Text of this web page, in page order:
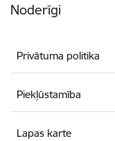
Noderīgi
Privātuma politika
Piekļūstamība
Lapas karte